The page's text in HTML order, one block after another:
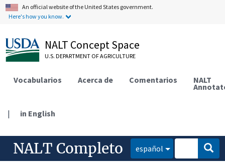
An official website of the United States government.
Here's how you know.
NALT Concept Space
U.S. DEPARTMENT OF AGRICULTURE
Vocabularios Acerca de Comentarios NALT
| in English
NALT Completo español